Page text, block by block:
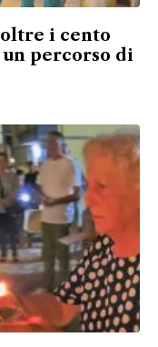
i cento
un percorso di